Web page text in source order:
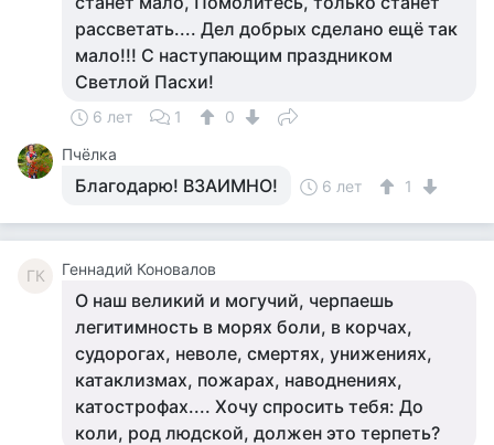
рассветать.... Дел добрых сделано ещё так
мало!!! С наступающим праздником
Светлой Пасхи!
6 лет 1
0
Пчёлка
Благодарю! ВЗАИМНО! 6 лет 1
ГК Геннадий Коновалов
О наш великий и могучий, черпаешь
легитимность в морях боли, в корчах,
судорогах, неволе, смертях, унижениях,
катаклизмах, пожарах, наводнениях,
катострофах.... Хочу спросить тебя: До
коли, род людской, должен это терпеть?